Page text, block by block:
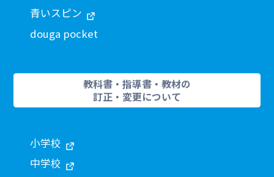
青いスピン
douga pocket
教科書・指導書・教材の
訂正・変更について
小学校
中学校